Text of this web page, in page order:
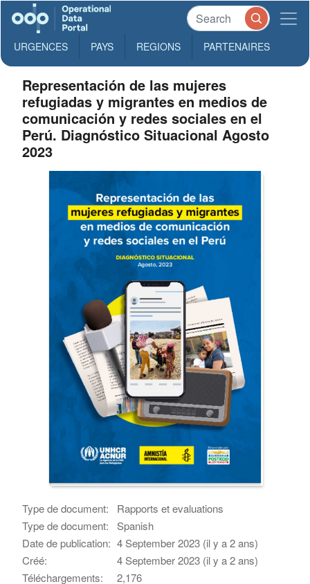
URGENCES PAYS REGIONS PARTENAIRES
Representación de las mujeres
refugiadas y migrantes en medios de
comunicación y redes sociales en el
Perú. Diagnóstico Situacional Agosto
2023
Type de document:
Rapports et evaluations
Type de document:
Spanish
Date de publication: 4 September 2023 (il y a 2 ans)
Créé:
4 September 2023 (il y a 2 ans)
Téléchargements:
2,176